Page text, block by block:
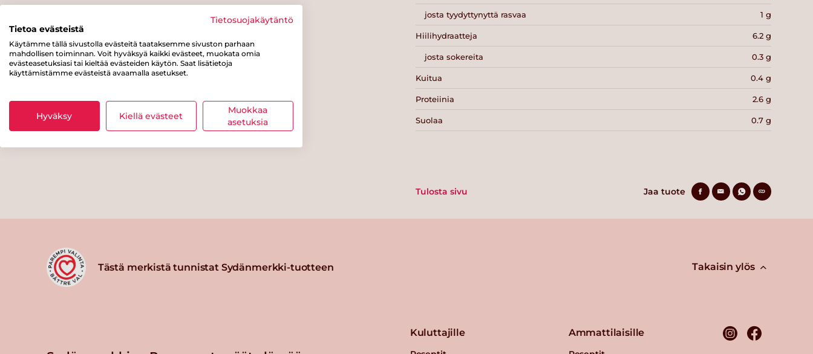
josta tyydyttynyttä rasvaa 1 g
Hiilihydraatteja 6.2 g
josta sokereita 0.3 g
Kuitua 0.4 g
Proteiinia 2.6 g
Suolaa 0.7 g
Tulosta sivu Jaa tuote
Tästä merkistä tunnistat Sydänmerkki-tuotteen Takaisin ylös
Kuluttajille Ammattilaisille
Tietosuojakäytäntö
Tietoa evästeistä
Käytämme tällä sivustolla evästeitä taataksemme sivuston parhaan
mahdollisen toiminnan. Voit hyväksyä kaikki evästeet, muokata omia
evästeasetuksiasi tai kieltää evästeiden käytön. Saat lisätietoja
käyttämistämme evästeistä avaamalla asetukset.
Hyväksy Kiellä evästeet
Muokkaa
asetuksia